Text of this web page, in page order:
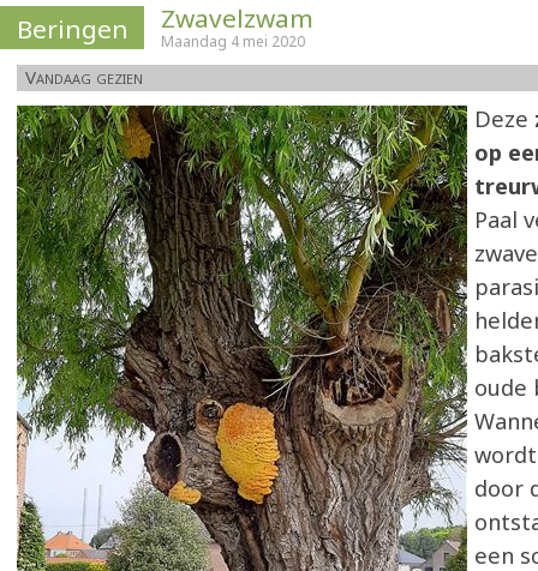
Beringen Zwavelzwam
Maandag 4 mei 2020
Vandaag gezien
Deze
op
Paal
oude
door
een